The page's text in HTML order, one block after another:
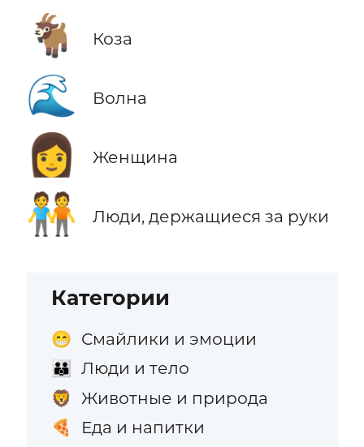
🐐 Коза
🌊 Волна
👩 Женщина
🧑‍🤝‍🧑 Люди, держащиеся за руки
Категории
😁 Смайлики и эмоции
👪 Люди и тело
🦁 Животные и природа
🍕 Еда и напитки